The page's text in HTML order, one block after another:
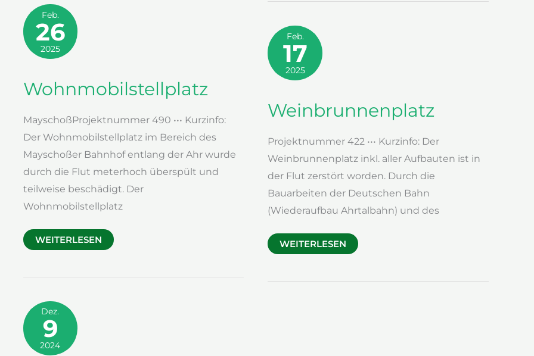
Feb.
26
2025
Wohnmobilstellplatz
MayschoßProjektnummer 490 ••• Kurzinfo:
Der Wohnmobilstellplatz im Bereich des
Mayschoßer Bahnhof entlang der Ahr wurde
durch die Flut meterhoch überspült und
teilweise beschädigt. Der
Wohnmobilstellplatz
WOHNMOBILSTELLPLATZ
WEITERLESEN
Feb.
17
2025
Weinbrunnenplatz
Projektnummer 422 ••• Kurzinfo: Der
Weinbrunnenplatz inkl. aller Aufbauten ist in
der Flut zerstört worden. Durch die
Bauarbeiten der Deutschen Bahn
(Wiederaufbau Ahrtalbahn) und des
WEINBRUNNENPLATZ
WEITERLESEN
Dez.
9
2024